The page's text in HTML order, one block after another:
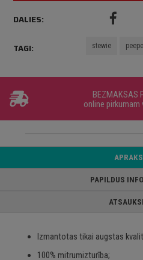
DALIES:
TAGI: stewie
BEZMAKSAS
online pirkumam
PAPILDUS
Izmantotas tikai augstas
100% mitrumizturība;